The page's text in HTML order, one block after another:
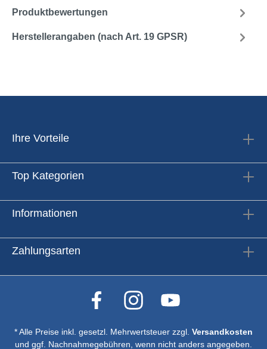
Produktbewertungen
Herstellerangaben (nach Art. 19 GPSR)
Ihre Vorteile
Top Kategorien
Informationen
Zahlungsarten
* Alle Preise inkl. gesetzl. Mehrwertsteuer zzgl. Versandkosten
und ggf. Nachnahmegebühren, wenn nicht anders angegeben.